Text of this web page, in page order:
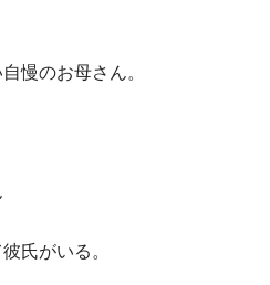
慢のお母さん。
氏がいる。